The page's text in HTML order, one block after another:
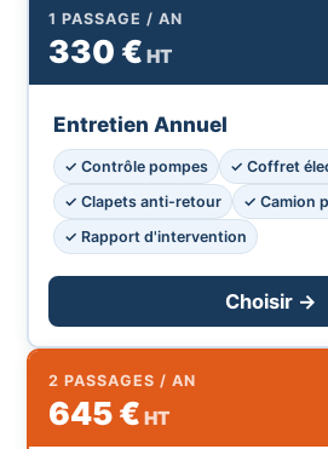
1 PASSAGE / AN
330 € HT
Entretien Annuel
✓ Contrôle pompes
✓ Coffret
✓ Clapets anti-retour
✓ Camion
✓ Rapport d'intervention
Choisir →
2 PASSAGES / AN
645 € HT